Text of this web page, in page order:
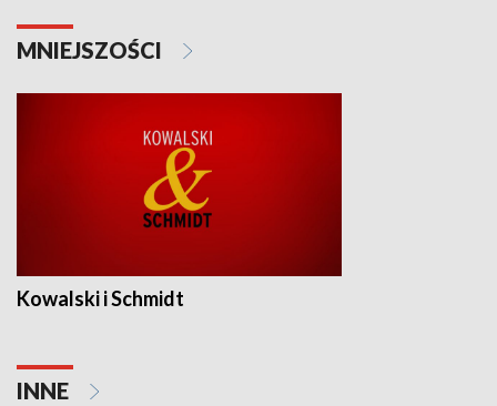
MNIEJSZOŚCI
Kowalski i Schmidt
INNE